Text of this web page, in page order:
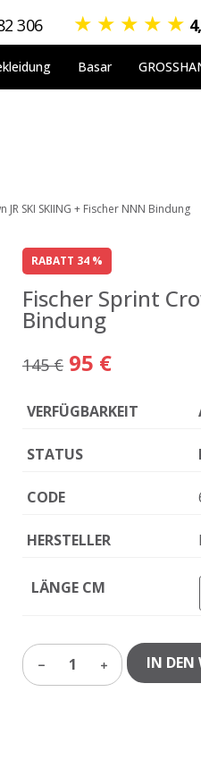
306 ★ ★ ★ ★ ★
Basar
JR SKI SKIING + Fischer NNN Bindung
RABATT 34 %
Fischer Sprint
Bindung
145 € 95 €
VERFÜGBARKEIT
STATUS
CODE
HERSTELLER
LÄNGE CM
1 IN DEN